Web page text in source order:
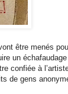
être menés
un échafaudage
confiée à
de gens